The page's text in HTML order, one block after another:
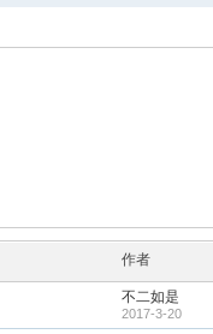
作者
不二如是
2017-3-20